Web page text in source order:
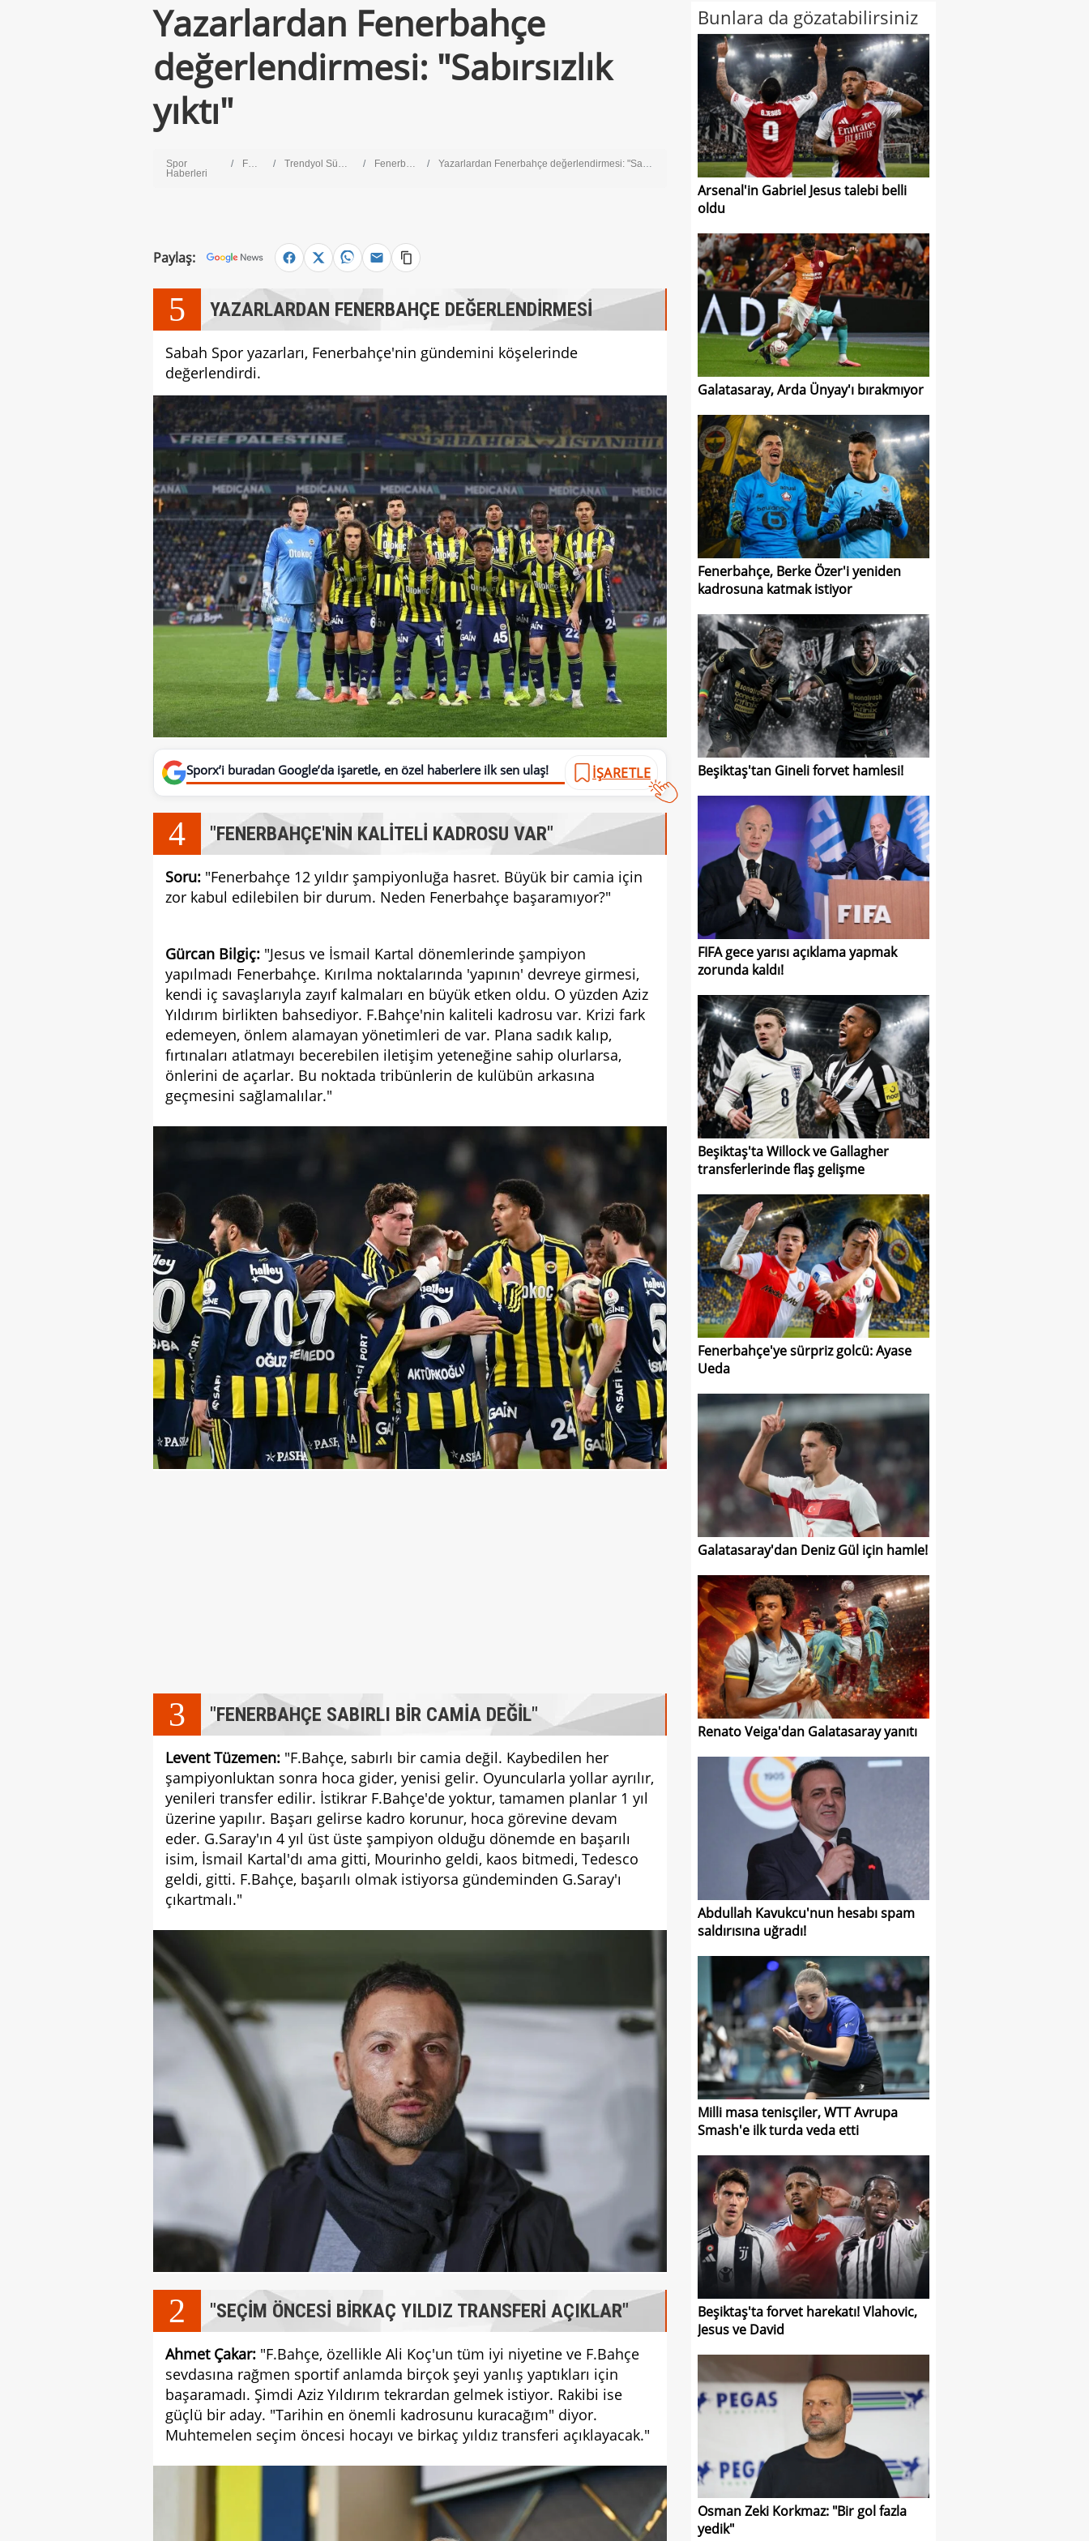
Yazarlardan Fenerbahçe
değerlendirmesi: "Sabırsızlık
yıktı"
Spor
Haberleri
Futbol Trendyol Süper Lig Fenerbahçe Yazarlardan Fenerbahçe değerlendirmesi: "Sabırsızlık yıktı"
Paylaş:
5 YAZARLARDAN FENERBAHÇE DEĞERLENDİRMESİ
Sabah Spor yazarları, Fenerbahçe'nin gündemini köşelerinde
değerlendirdi.
Sporx’i buradan Google’da işaretle, en özel haberlere ilk sen ulaş! İŞARETLE
4 "FENERBAHÇE'NİN KALİTELİ KADROSU VAR"
Soru: "Fenerbahçe 12 yıldır şampiyonluğa hasret. Büyük bir camia için
zor kabul edilebilen bir durum. Neden Fenerbahçe başaramıyor?"
Gürcan Bilgiç: "Jesus ve İsmail Kartal dönemlerinde şampiyon
yapılmadı Fenerbahçe. Kırılma noktalarında 'yapının' devreye girmesi,
kendi iç savaşlarıyla zayıf kalmaları en büyük etken oldu. O yüzden Aziz
Yıldırım birlikten bahsediyor. F.Bahçe'nin kaliteli kadrosu var. Krizi fark
edemeyen, önlem alamayan yönetimleri de var. Plana sadık kalıp,
fırtınaları atlatmayı becerebilen iletişim yeteneğine sahip olurlarsa,
önlerini de açarlar. Bu noktada tribünlerin de kulübün arkasına
geçmesini sağlamalılar."
3 "FENERBAHÇE SABIRLI BİR CAMİA DEĞİL"
Levent Tüzemen: "F.Bahçe, sabırlı bir camia değil. Kaybedilen her
şampiyonluktan sonra hoca gider, yenisi gelir. Oyuncularla yollar ayrılır,
yenileri transfer edilir. İstikrar F.Bahçe'de yoktur, tamamen planlar 1 yıl
üzerine yapılır. Başarı gelirse kadro korunur, hoca görevine devam
eder. G.Saray'ın 4 yıl üst üste şampiyon olduğu dönemde en başarılı
isim, İsmail Kartal'dı ama gitti, Mourinho geldi, kaos bitmedi, Tedesco
geldi, gitti. F.Bahçe, başarılı olmak istiyorsa gündeminden G.Saray'ı
çıkartmalı."
2 "SEÇİM ÖNCESİ BİRKAÇ YILDIZ TRANSFERİ AÇIKLAR"
Ahmet Çakar: "F.Bahçe, özellikle Ali Koç'un tüm iyi niyetine ve F.Bahçe
sevdasına rağmen sportif anlamda birçok şeyi yanlış yaptıkları için
başaramadı. Şimdi Aziz Yıldırım tekrardan gelmek istiyor. Rakibi ise
güçlü bir aday. "Tarihin en önemli kadrosunu kuracağım" diyor.
Muhtemelen seçim öncesi hocayı ve birkaç yıldız transferi açıklayacak."
Bunlara da gözatabilirsiniz
Arsenal'in Gabriel Jesus talebi belli
oldu
Galatasaray, Arda Ünyay'ı bırakmıyor
Fenerbahçe, Berke Özer'i yeniden
kadrosuna katmak istiyor
Beşiktaş'tan Gineli forvet hamlesi!
FIFA gece yarısı açıklama yapmak
zorunda kaldı!
Beşiktaş'ta Willock ve Gallagher
transferlerinde flaş gelişme
Fenerbahçe'ye sürpriz golcü: Ayase
Ueda
Galatasaray'dan Deniz Gül için hamle!
Renato Veiga'dan Galatasaray yanıtı
Abdullah Kavukcu'nun hesabı spam
saldırısına uğradı!
Milli masa tenisçiler, WTT Avrupa
Smash'e ilk turda veda etti
Beşiktaş'ta forvet harekatı! Vlahovic,
Jesus ve David
Osman Zeki Korkmaz: "Bir gol fazla
yedik"